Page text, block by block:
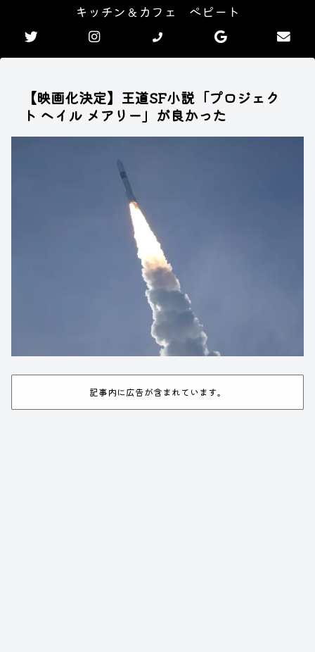
キッチン＆カフェ ぺピート
【映画化決定】王道SF小説「プロジェク
ト ヘイル メアリー」が良かった
記事内に広告が含まれています。